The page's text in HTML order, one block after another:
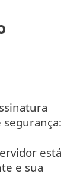
está
e sua